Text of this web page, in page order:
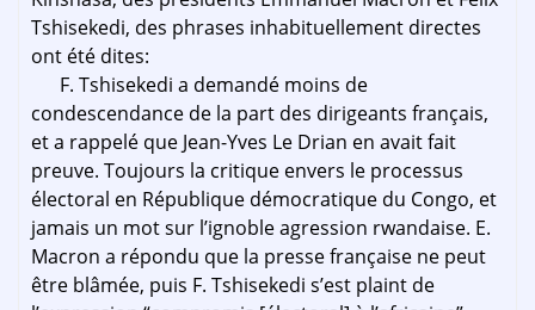
Tshisekedi, des phrases inhabituellement directes
ont été dites:
F. Tshisekedi a demandé moins de
condescendance de la part des dirigeants français,
et a rappelé que Jean-Yves Le Drian en avait fait
preuve. Toujours la critique envers le processus
électoral en République démocratique du Congo, et
jamais un mot sur l’ignoble agression rwandaise. E.
Macron a répondu que la presse française ne peut
être blâmée, puis F. Tshisekedi s’est plaint de